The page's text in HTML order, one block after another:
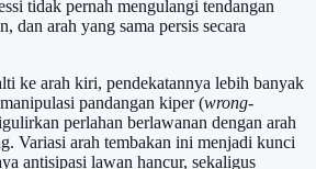
tidak pernah mengulangi tendangan
dan arah yang sama persis secara
ke arah kiri, pendekatannya lebih banyak
pandangan kiper (wrong-
perlahan berlawanan dengan arah
Variasi arah tembakan ini menjadi kunci
antisipasi lawan hancur, sekaligus